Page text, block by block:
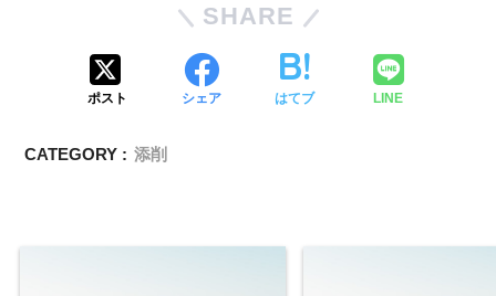
SHARE
ポスト シェア はてブ LINE
CATEGORY : 添削